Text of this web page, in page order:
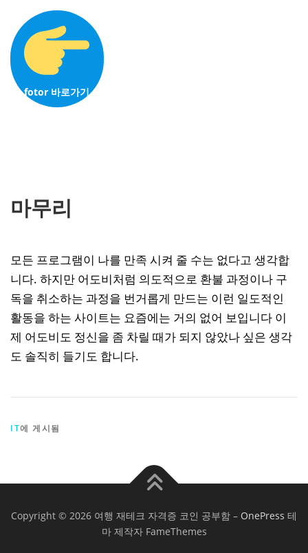
fotor 바로가기
마무리
모든 프로그램이 나를 만족 시켜 줄 수는 없다고 생각합
니다. 하지만 어도비처럼 의도적으로 환불 과정이나 구
독을 취소하는 과정을 번거롭게 만드는 이런 일도적인
활동을 하는 사이트는 요즘에는 거의 없어 보입니다 이
제 어도비도 정신을 좀 차릴 때가 되지 않았나 싶은 생각
도 솔직히 들기도 합니다.
IT에 게시됨
Copyright © 2026 여행 재테크 자격증 코인 공부함 – OnePress 테
마 제작자 FameThemes